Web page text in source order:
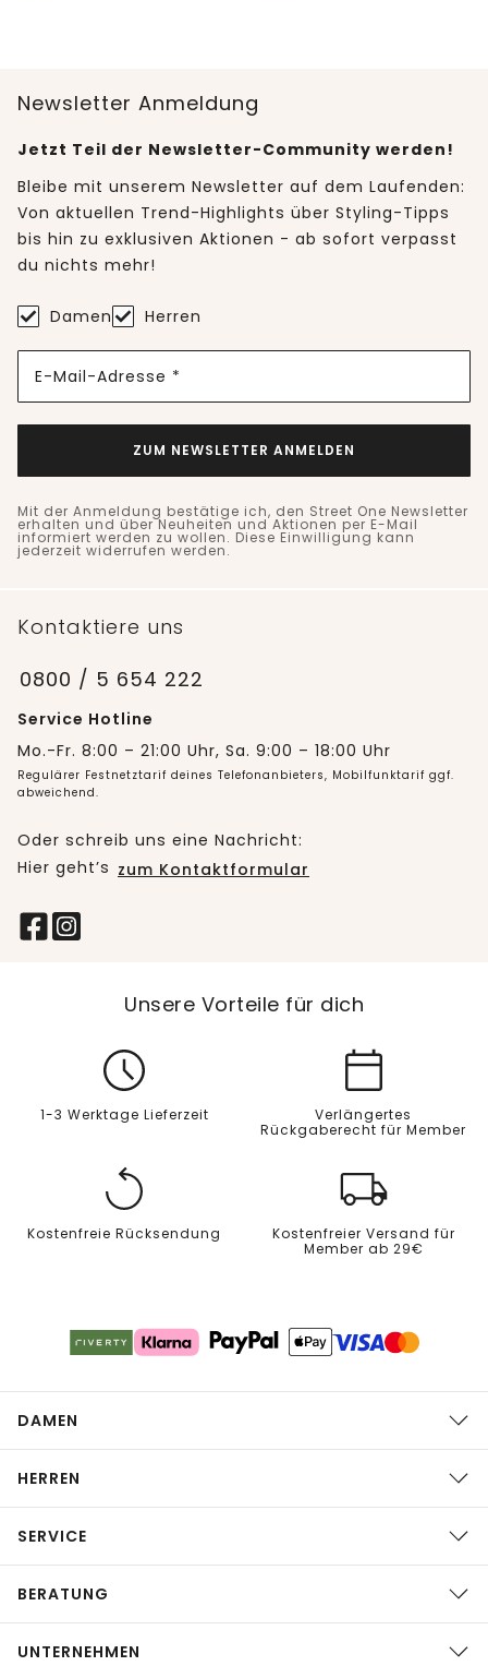
Newsletter Anmeldung
Jetzt Teil der Newsletter-Community werden!
Bleibe mit unserem Newsletter auf dem Laufenden:
Von aktuellen Trend-Highlights über Styling-Tipps
bis hin zu exklusiven Aktionen - ab sofort verpasst
du nichts mehr!
Damen Herren
E-Mail-Adresse *
ZUM NEWSLETTER ANMELDEN
Mit der Anmeldung bestätige ich, den Street One Newsletter
erhalten und über Neuheiten und Aktionen per E-Mail
informiert werden zu wollen. Diese Einwilligung kann
jederzeit widerrufen werden.
Kontaktiere uns
0800 / 5 654 222
Service Hotline
Mo.-Fr. 8:00 – 21:00 Uhr, Sa. 9:00 – 18:00 Uhr
Regulärer Festnetztarif deines Telefonanbieters, Mobilfunktarif ggf.
abweichend.
Oder schreib uns eine Nachricht:
Hier geht’s zum Kontaktformular
Unsere Vorteile für dich
1-3 Werktage Lieferzeit
Verlängertes
Rückgaberecht für Member
Kostenfreie Rücksendung
Kostenfreier Versand für
Member ab 29€
DAMEN
HERREN
SERVICE
BERATUNG
UNTERNEHMEN